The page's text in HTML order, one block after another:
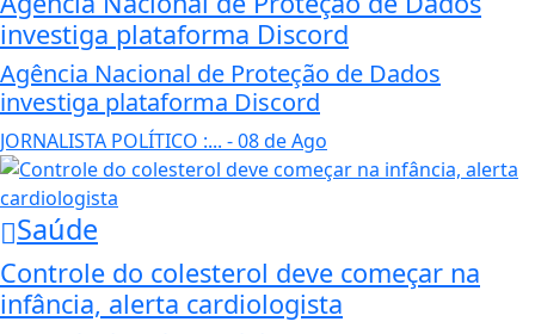
investiga plataforma Discord
Agência Nacional de Proteção de Dados
investiga plataforma Discord
JORNALISTA POLÍTICO :... - 08 de Ago
Saúde
Controle do colesterol deve começar na
infância, alerta cardiologista